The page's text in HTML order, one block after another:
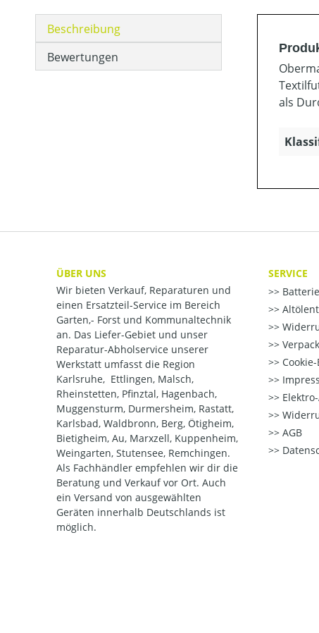
Beschreibung
Bewertungen
als
ÜBER UNS
Wir bieten Verkauf, Reparaturen und
einen Ersatzteil-Service im Bereich
Garten,- Forst und Kommunaltechnik
an. Das Liefer-Gebiet und unser
Reparatur-Abholservice unserer
Werkstatt umfasst die Region
Karlsruhe, Ettlingen, Malsch,
Rheinstetten, Pfinztal, Hagenbach,
Muggensturm, Durmersheim, Rastatt,
Karlsbad, Waldbronn, Berg, Ötigheim,
Bietigheim, Au, Marxzell, Kuppenheim,
Weingarten, Stutensee, Remchingen.
Als Fachhändler empfehlen wir dir die
Beratung und Verkauf vor Ort. Auch
ein Versand von ausgewählten
Geräten innerhalb Deutschlands ist
möglich.
SERVICE
AGB